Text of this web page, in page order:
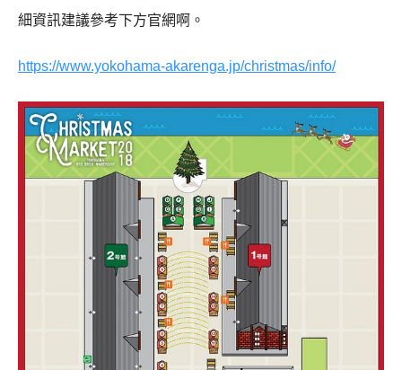
細資訊建議參考下方官網啊。
https://www.yokohama-akarenga.jp/christmas/info/